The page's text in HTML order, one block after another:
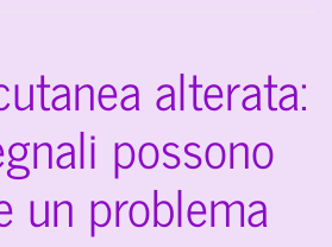
alterata:
possono
un problema